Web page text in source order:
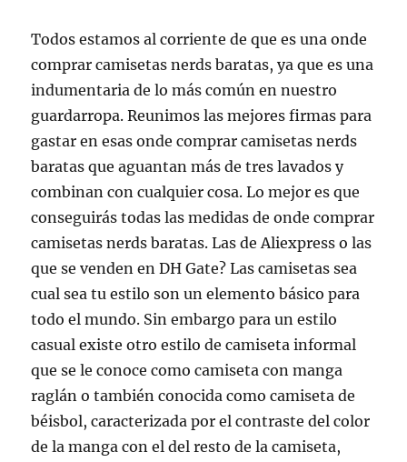
Todos estamos al corriente de que es una onde
comprar camisetas nerds baratas, ya que es una
indumentaria de lo más común en nuestro
guardarropa. Reunimos las mejores firmas para
gastar en esas onde comprar camisetas nerds
baratas que aguantan más de tres lavados y
combinan con cualquier cosa. Lo mejor es que
conseguirás todas las medidas de onde comprar
camisetas nerds baratas. Las de Aliexpress o las
que se venden en DH Gate? Las camisetas sea
cual sea tu estilo son un elemento básico para
todo el mundo. Sin embargo para un estilo
casual existe otro estilo de camiseta informal
que se le conoce como camiseta con manga
raglán o también conocida como camiseta de
béisbol, caracterizada por el contraste del color
de la manga con el del resto de la camiseta,